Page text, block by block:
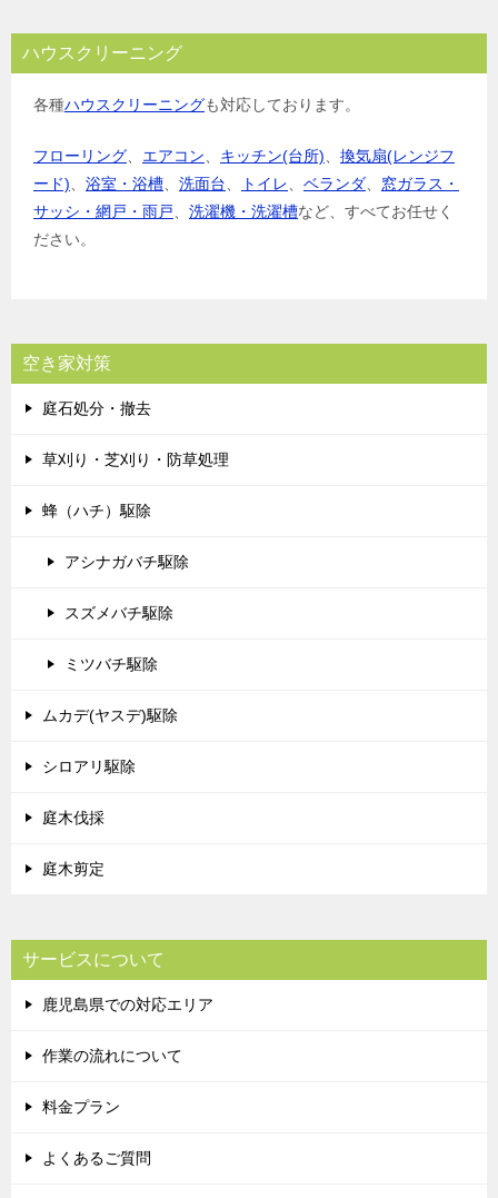
ハウスクリーニング
各種ハウスクリーニングも対応しております。
フローリング エアコン キッチン(台所)
換気扇(レンジフ
ード)
浴室・浴槽 洗面台 トイレ ベランダ
窓ガラス・
サッシ・網戸・雨戸
洗濯機・洗濯槽など、すべてお任せく
ださい。
空き家対策
庭石処分・撤去
草刈り・芝刈り・防草処理
蜂（ハチ）駆除
アシナガバチ駆除
スズメバチ駆除
ミツバチ駆除
ムカデ(ヤスデ)駆除
シロアリ駆除
庭木伐採
庭木剪定
サービスについて
鹿児島県での対応エリア
作業の流れについて
料金プラン
よくあるご質問